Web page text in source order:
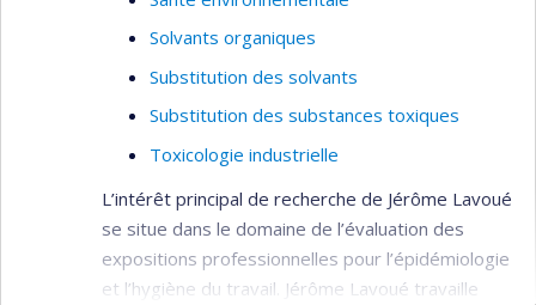
Solvants organiques
Substitution des solvants
Substitution des substances toxiques
Toxicologie industrielle
L’intérêt principal de recherche de Jérôme Lavoué
se situe dans le domaine de l’évaluation des
expositions professionnelles pour l’épidémiologie
et l’hygiène du travail. Jérôme Lavoué travaille